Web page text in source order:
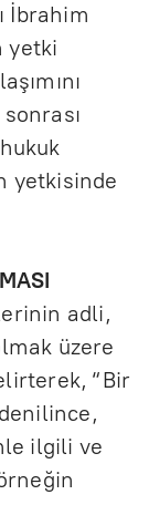
İbrahim
yetki
yetkisinde
adli,
üzere
“Bir
ilgili ve